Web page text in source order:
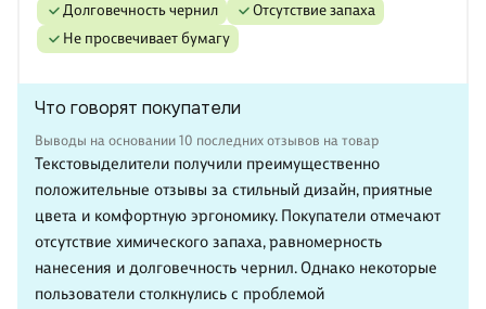
долговечность чернил
отсутствие запаха
не просвечивает бумагу
Что говорят покупатели
Выводы на основании 10 последних отзывов на товар
Текстовыделители получили преимущественно
положительные отзывы за стильный дизайн, приятные
цвета и комфортную эргономику. Покупатели отмечают
отсутствие химического запаха, равномерность
нанесения и долговечность чернил. Однако некоторые
пользователи столкнулись с проблемой